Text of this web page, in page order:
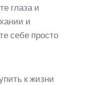
глаза и
и
себе просто
к жизни